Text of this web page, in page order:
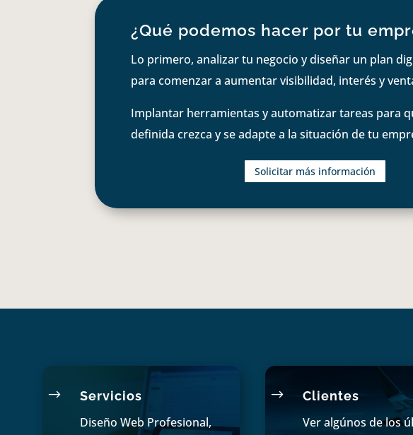
¿Qué podemos hacer por tu
Lo primero, analizar tu negocio y diseñar un plan
para comenzar a aumentar visibilidad, interés y
Implantar herramientas y automatizar tareas para
definida crezca y se adapte a la situación de tu
Solicitar más información
$ Servicios
Diseño Web Profesional,
$ Clientes
Ver algúnos de los